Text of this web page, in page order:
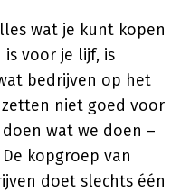
wat je kunt kopen
voor je lijf, is
bedrijven op het
niet goed voor
wat we doen –
kopgroep van
doet slechts één